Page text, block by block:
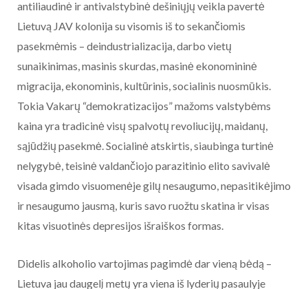
antiliaudinė ir antivalstybinė dešiniųjų veikla pavertė
Lietuvą JAV kolonija su visomis iš to sekančiomis
pasekmėmis – deindustrializacija, darbo vietų
sunaikinimas, masinis skurdas, masinė ekonomininė
migracija, ekonominis, kultūrinis, socialinis nuosmūkis.
Tokia Vakarų “demokratizacijos” mažoms valstybėms
kaina yra tradicinė visų spalvotų revoliucijų, maidanų,
sąjūdžių pasekmė. Socialinė atskirtis, siaubinga turtinė
nelygybė, teisinė valdančiojo parazitinio elito savivalė
visada gimdo visuomenėje gilų nesaugumo, nepasitikėjimo
ir nesaugumo jausmą, kuris savo ruožtu skatina ir visas
kitas visuotinės depresijos išraiškos formas.
Didelis alkoholio vartojimas pagimdė dar vieną bėdą –
Lietuva jau daugelį metų yra viena iš lyderių pasaulyje